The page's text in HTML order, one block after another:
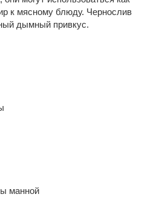
к мясному блюду. Чернослив
дымный привкус.
манной